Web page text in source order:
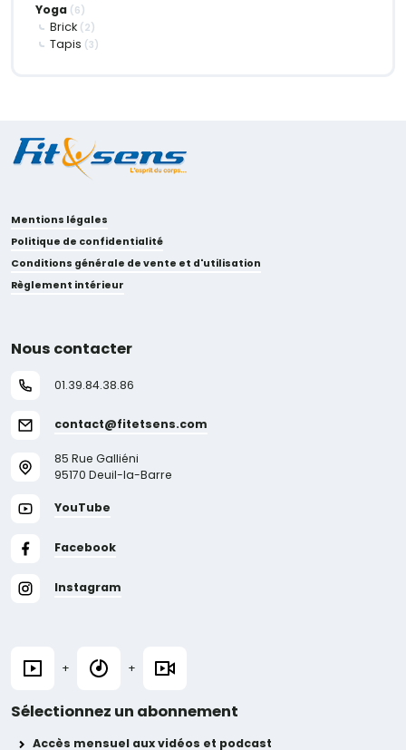
Yoga (6)
Brick (2)
Tapis (3)
Mentions légales
Politique de confidentialité
Conditions générale de vente et d'utilisation
Règlement intérieur
Nous contacter
01.39.84.38.86
contact@fitetsens.com
85 Rue Galliéni
95170 Deuil-la-Barre
YouTube
Facebook
Instagram
+ +
Sélectionnez un abonnement
Accès mensuel aux vidéos et podcast